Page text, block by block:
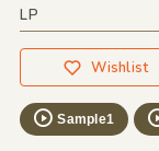
LP
Wishlist
Sample1